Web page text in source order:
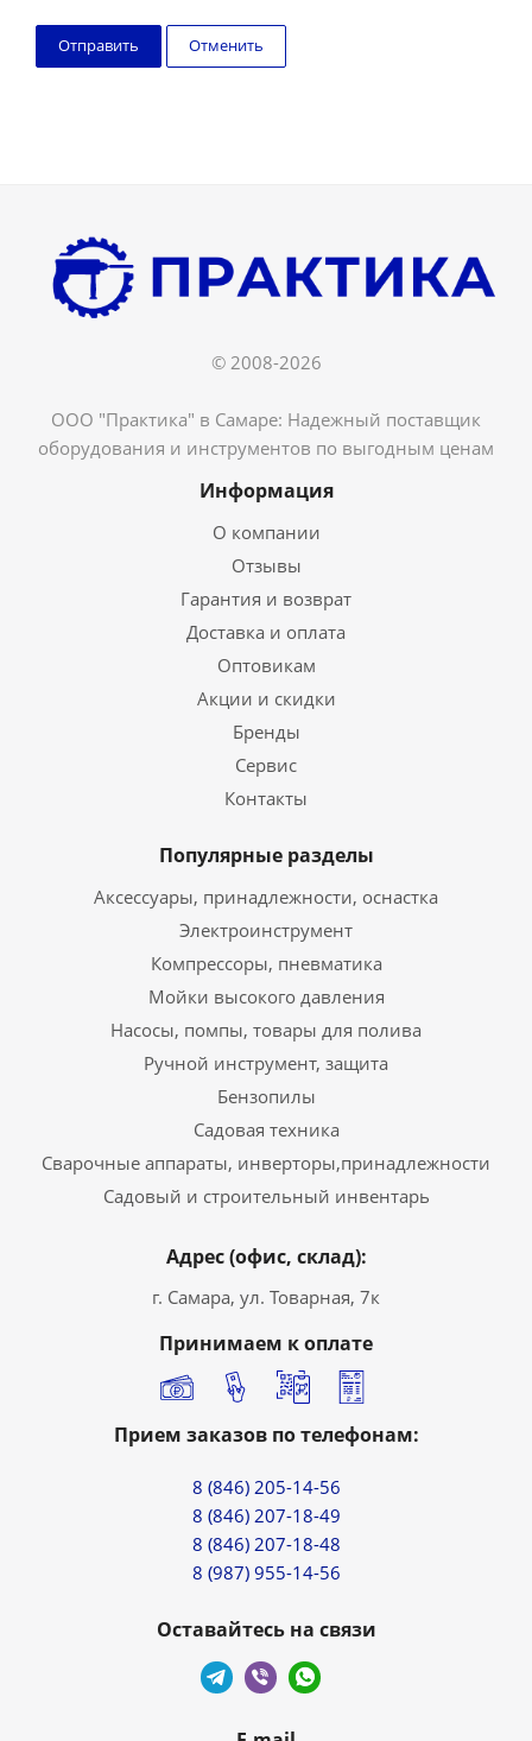
Отменить
© 2008-2026
ООО "Практика" в Самаре: Надежный поставщик
оборудования и инструментов по выгодным ценам
Информация
О компании
Отзывы
Гарантия и возврат
Доставка и оплата
Оптовикам
Акции и скидки
Бренды
Сервис
Контакты
Популярные разделы
Аксессуары, принадлежности, оснастка
Электроинструмент
Компрессоры, пневматика
Мойки высокого давления
Насосы, помпы, товары для полива
Ручной инструмент, защита
Бензопилы
Садовая техника
Сварочные аппараты, инверторы,принадлежности
Садовый и строительный инвентарь
Адрес (офис, склад):
г. Самара, ул. Товарная, 7к
Принимаем к оплате
Прием заказов по телефонам:
8 (846) 205-14-56
8 (846) 207-18-49
8 (846) 207-18-48
8 (987) 955-14-56
Оставайтесь на связи